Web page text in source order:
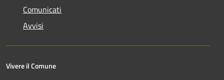
Comunicati
Avvisi
Vivere il Comune